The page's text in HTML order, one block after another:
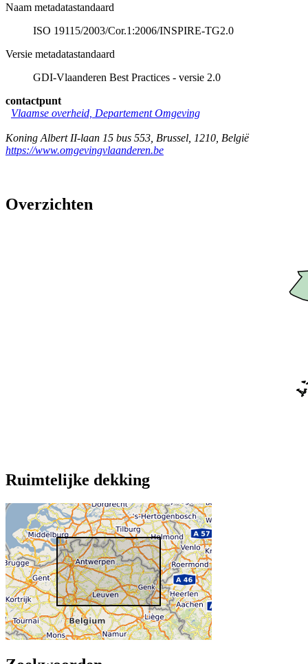
Naam metadatastandaard
ISO 19115/2003/Cor.1:2006/INSPIRE-TG2.0
Versie metadatastandaard
GDI-Vlaanderen Best Practices - versie 2.0
contactpunt
Vlaamse overheid, Departement Omgeving
Koning Albert II-laan 15 bus 553 Brussel 1210 België
https://www.omgevingvlaanderen.be
Overzichten
Ruimtelijke dekking